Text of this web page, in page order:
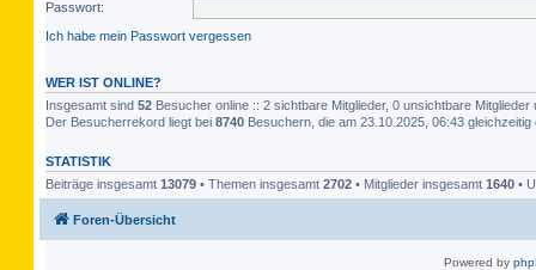
Passwort:
Ich habe mein Passwort vergessen
WER IST ONLINE?
Insgesamt sind 52 Besucher online :: 2 sichtbare Mitglieder, 0 unsichtbare
Der Besucherrekord liegt bei 8740 Besuchern, die am 23.10.2025, 06:43 gleichzeitig
STATISTIK
Beiträge insgesamt 13079 • Themen insgesamt 2702 • Mitglieder insgesamt 1640 •
Foren-Übersicht
Powered by